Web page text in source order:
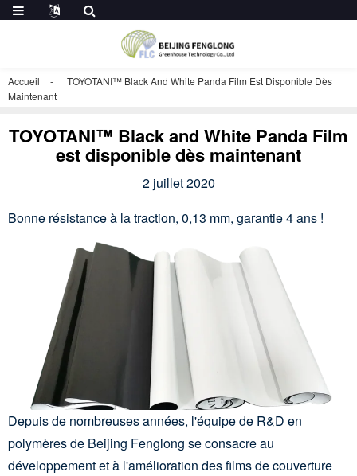
Accueil
TOYOTANI™ Black And White Panda Film Est Disponible Dès
Maintenant
TOYOTANI™ Black and White Panda Film
est disponible dès maintenant
2 juillet 2020
Bonne résistance à la traction, 0,13 mm, garantie 4 ans !
Depuis de nombreuses années, l'équipe de R&D en
polymères de Beijing Fenglong se consacre au
développement et à l'amélioration des films de couverture